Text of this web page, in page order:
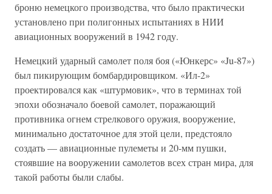
броню немецкого производства, что было практически
установлено при полигонных испытаниях в НИИ
авиационных вооружений в 1942 году.
Немецкий ударный самолет поля боя («Юнкерс» «Ju-87»)
был пикирующим бомбардировщиком. «Ил-2»
проектировался как «штурмовик», что в терминах той
эпохи обозначало боевой самолет, поражающий
противника огнем стрелкового оружия, вооружение,
минимально достаточное для этой цели, предстояло
создать — авиационные пулеметы и 20-мм пушки,
стоявшие на вооружении самолетов всех стран мира, для
такой работы были слабы.